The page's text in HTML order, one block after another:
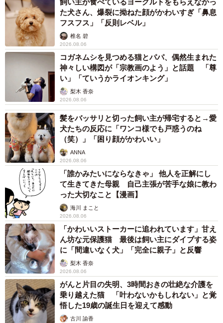
4/8
【10年前】今見ても意外と悪くない／Naokiさん（@alc1231）提供
飼い主が食べているヨーグルトをもらえなかっ
た犬さん、爆裂に拗ねた顔がかわいすぎ「鼻息
フスフス」「反則レベル」
椎名 碧
2026.08.06
コガネムシを見つめる猫とパパ、偶然生まれた
神々しい構図が「宗教画のよう」と話題 「尊
い」「ていうかライオンキング」
梨木 香奈
2026.08.06
髪をバッサリと切った飼い主が帰宅すると→愛
犬たちの反応に「ワンコ様でも戸惑うのね
（笑）」「困り顔がかわいい」
ANNA
2026.08.06
「誰かみたいにならなきゃ」 他人を正解にし
て生きてきた母親 自己主張が苦手な娘に教わ
った大切なこと【漫画】
海川 まこと
2026.08.06
「かわいいストーカーに追われています」甘え
ん坊な元保護猫 最後は飼い主にダイブする姿
に「間違いなく犬」「完全に親子」と反響
梨木 香奈
2026.08.06
がんと片目の失明、3時間おきの壮絶な介護を
乗り越えた猫 「叶わないかもしれない」と覚
悟した19歳の誕生日を迎えて感動
古川 諭香